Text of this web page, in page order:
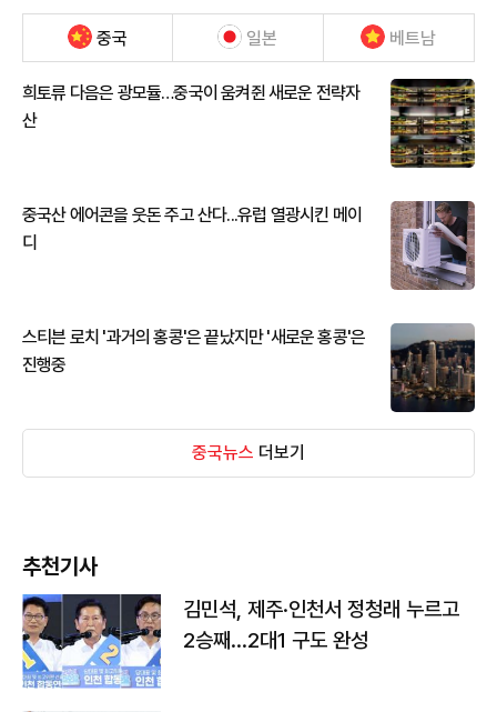
중국 일본 베트남
희토류 다음은 광모듈…중국이 움켜쥔 새로운 전략자
산
중국산 에어콘을 웃돈 주고 산다...유럽 열광시킨 메이
디
스티븐 로치 '과거의 홍콩'은 끝났지만 '새로운 홍콩'은
진행중
중국뉴스 더보기
추천기사
김민석, 제주·인천서 정청래 누르고
2승째…2대1 구도 완성